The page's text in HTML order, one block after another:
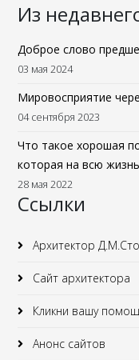
Из
Доброе слово
03 мая 2024
Мировосприятие
04 сентября 2023
Что такое хорошая
которая на всю
28 мая 2022
Ссылки
Архитектор
Сайт архитектора
Кликни вашу
Анонс сайтов